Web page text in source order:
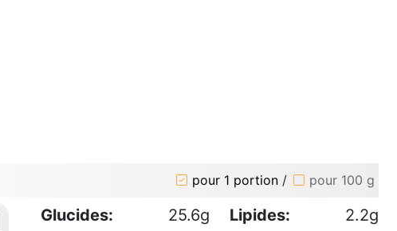
pour 1 portion / pour 100 g
Glucides: 25.6g Lipides:
2.2g